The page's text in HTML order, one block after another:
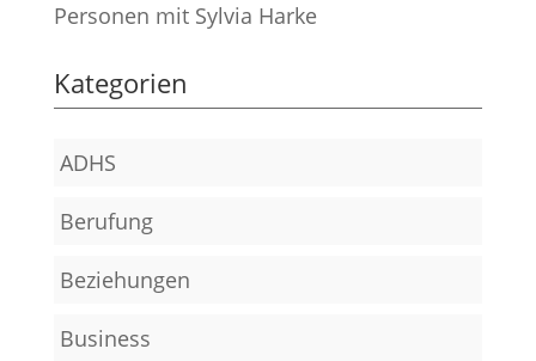
Personen mit Sylvia Harke
Kategorien
ADHS
Berufung
Beziehungen
Business